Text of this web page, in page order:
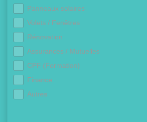
Panneaux solaires
Volets / Fenêtres
Rénovation
Assurances / Mutuelles
CPF (Formation)
Finance
Autres